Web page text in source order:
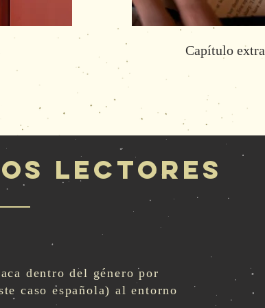
Capítulo extra
lectores
dentro del género por
caso española) al entorno